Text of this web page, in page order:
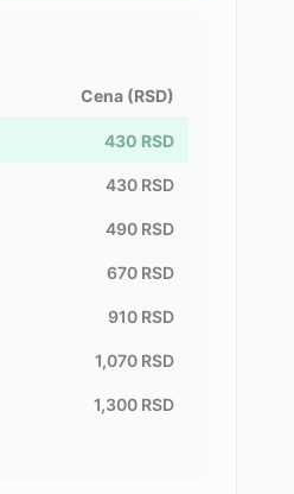
Cena (RSD)
430 RSD
430 RSD
490 RSD
670 RSD
910 RSD
1,070 RSD
1,300 RSD